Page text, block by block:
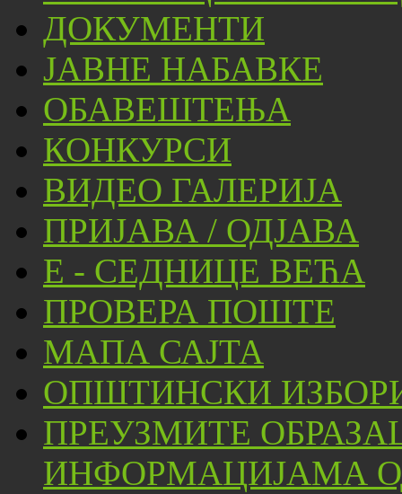
ДОКУМЕНТИ
ЈАВНЕ НАБАВКЕ
ОБАВЕШТЕЊА
КОНКУРСИ
ВИДЕО ГАЛЕРИЈА
ПРИЈАВА / ОДЈАВА
Е - СЕДНИЦЕ ВЕЋА
ПРОВЕРА ПОШТЕ
МАПА САЈТА
ОПШТИНСКИ
ПРЕУЗМИТЕ
ИНФОРМАЦИЈАМА